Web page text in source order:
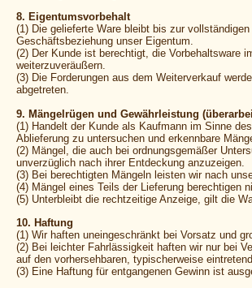
8. Eigentumsvorbehalt
(1) Die gelieferte Ware bleibt bis zur
Geschäftsbeziehung unser Eigentum.
(2) Der Kunde ist berechtigt, die Vorbehaltsware
weiterzuveräußern.
(3) Die Forderungen aus dem Weiterverkauf
abgetreten.
9. Mängelrügen und Gewährleistung
(1) Handelt der Kunde als Kaufmann im Sinne
Ablieferung zu untersuchen und erkennbare
(2) Mängel, die auch bei ordnungsgemäßer
unverzüglich nach ihrer Entdeckung anzuzeigen.
(3) Bei berechtigten Mängeln leisten wir nach
(4) Mängel eines Teils der Lieferung berechtigen
(5) Unterbleibt die rechtzeitige Anzeige, gilt die
10. Haftung
(1) Wir haften uneingeschränkt bei Vorsatz und
(2) Bei leichter Fahrlässigkeit haften wir nur bei
auf den vorhersehbaren, typischerweise
(3) Eine Haftung für entgangenen Gewinn ist